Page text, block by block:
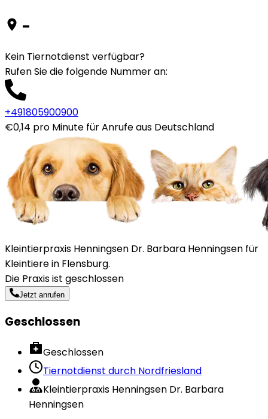
-
Kein Tiernotdienst verfügbar?
Rufen Sie die folgende Nummer an:
+491805900900
€0,14 pro Minute für Anrufe aus Deutschland
Kleintierpraxis Henningsen Dr. Barbara Henningsen für
Kleintiere in Flensburg.
Die Praxis ist geschlossen
Jetzt anrufen
Geschlossen
Geschlossen
Tiernotdienst durch Nordfriesland
Kleintierpraxis Henningsen Dr. Barbara
Henningsen